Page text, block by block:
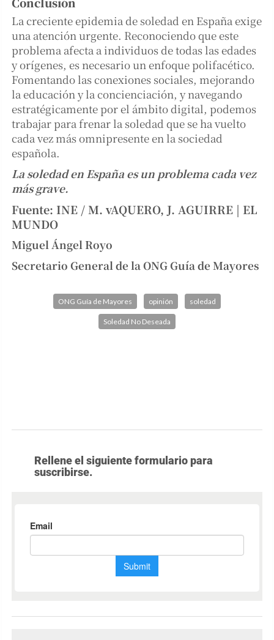
La creciente epidemia de soledad en España exige
una atención urgente. Reconociendo que este
problema afecta a individuos de todas las edades
y orígenes, es necesario un enfoque polifacético.
Fomentando las conexiones sociales, mejorando
la educación y la concienciación, y navegando
estratégicamente por el ámbito digital, podemos
trabajar para frenar la soledad que se ha vuelto
cada vez más omnipresente en la sociedad
española.
La soledad en España es un problema cada vez
más grave.
Fuente: INE / M. vAQUERO, J. AGUIRRE | EL
MUNDO
Miguel Ángel Royo
Secretario General de la ONG Guía de Mayores
ONG Guía de Mayores opinión soledad
Soledad No Deseada
Rellene el siguiente formulario para
suscribirse.